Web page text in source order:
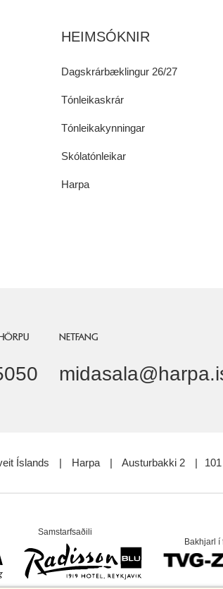
HEIMSÓKNIR
Dagskrárbæklingur 26/27
Tónleikaskrár
Tónleikakynningar
Skólatónleikar
Harpa
NETFANG
Íslands | Harpa | Austurbakki 2 |
Samstarfsaðili
Bakhjarl í